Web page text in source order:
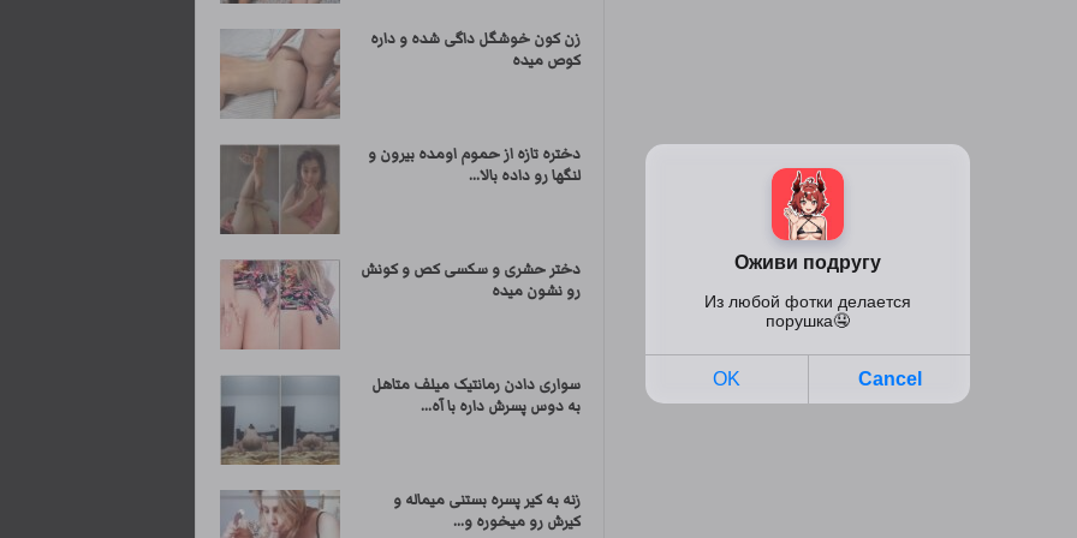
زن کون خوشگل داگی شده و داره
کوص میده
دختره تازه از حموم اومده بیرون و
لنگها رو داده بالا...
دختر حشری و سکسی کص و کونش
رو نشون میده
سواری دادن رمانتیک میلف متاهل
به دوس پسرش داره با آه...
زنه به کیر پسره بستنی میماله و
کیرش رو میخوره و...